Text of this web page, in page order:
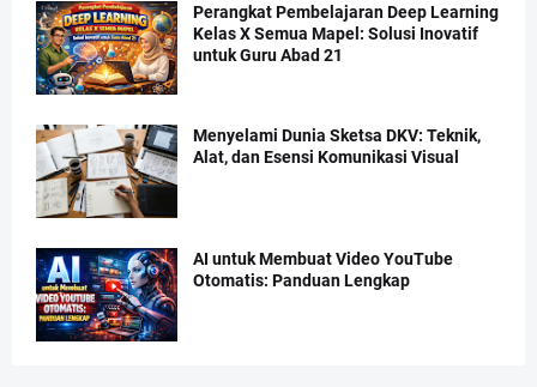
Perangkat Pembelajaran Deep Learning
Kelas X Semua Mapel: Solusi Inovatif
untuk Guru Abad 21
Menyelami Dunia Sketsa DKV: Teknik,
Alat, dan Esensi Komunikasi Visual
AI untuk Membuat Video YouTube
Otomatis: Panduan Lengkap